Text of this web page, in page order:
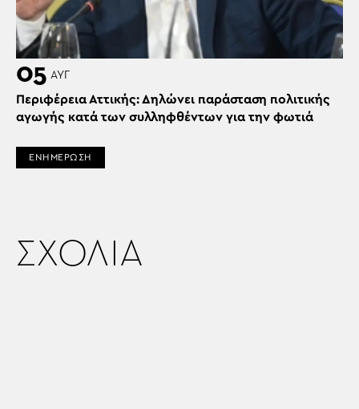
05 ΑΥΓ
Περιφέρεια Αττικής: Δηλώνει παράσταση πολιτικής
αγωγής κατά των συλληφθέντων για την φωτιά
ΕΝΗΜΕΡΩΣΗ
ΣΧΟΛΙΑ